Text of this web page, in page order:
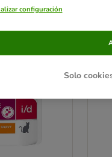
been changed
configuración
Solo